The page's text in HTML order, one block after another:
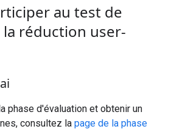
au test de
réduction user-
phase d'évaluation et obtenir un
consultez la page de la phase